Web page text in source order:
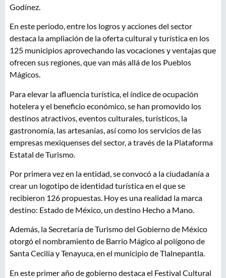
Godínez.
En este periodo, entre los logros y acciones del sector
destaca la ampliación de la oferta cultural y turística en los
125 municipios aprovechando las vocaciones y ventajas que
ofrecen sus regiones, que van más allá de los Pueblos
Mágicos.
Para elevar la afluencia turística, el índice de ocupación
hotelera y el beneficio económico, se han promovido los
destinos atractivos, eventos culturales, turísticos, la
gastronomía, las artesanías, así como los servicios de las
empresas mexiquenses del sector, a través de la Plataforma
Estatal de Turismo.
Por primera vez en la entidad, se convocó a la ciudadanía a
crear un logotipo de identidad turística en el que se
recibieron 126 propuestas. Hoy es una realidad la marca
destino: Estado de México, un destino Hecho a Mano.
Además, la Secretaría de Turismo del Gobierno de México
otorgó el nombramiento de Barrio Mágico al polígono de
Santa Cecilia y Tenayuca, en el municipio de Tlalnepantla.
En este primer año de gobierno destaca el Festival Cultural